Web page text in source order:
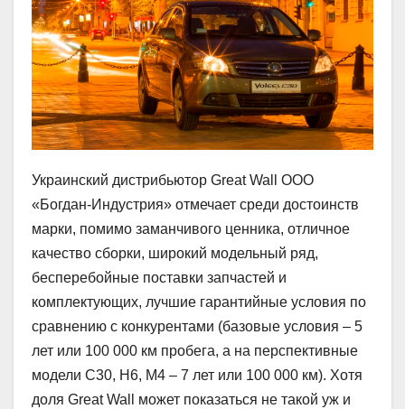
Украинский дистрибьютор Great Wall ООО
«Богдан-Индустрия» отмечает среди достоинств
марки, помимо заманчивого ценника, отличное
качество сборки, широкий модельный ряд,
бесперебойные поставки запчастей и
комплектующих, лучшие гарантийные условия по
сравнению с конкурентами (базовые условия – 5
лет или 100 000 км пробега, а на перспективные
модели C30, H6, M4 – 7 лет или 100 000 км). Хотя
доля Great Wall может показаться не такой уж и